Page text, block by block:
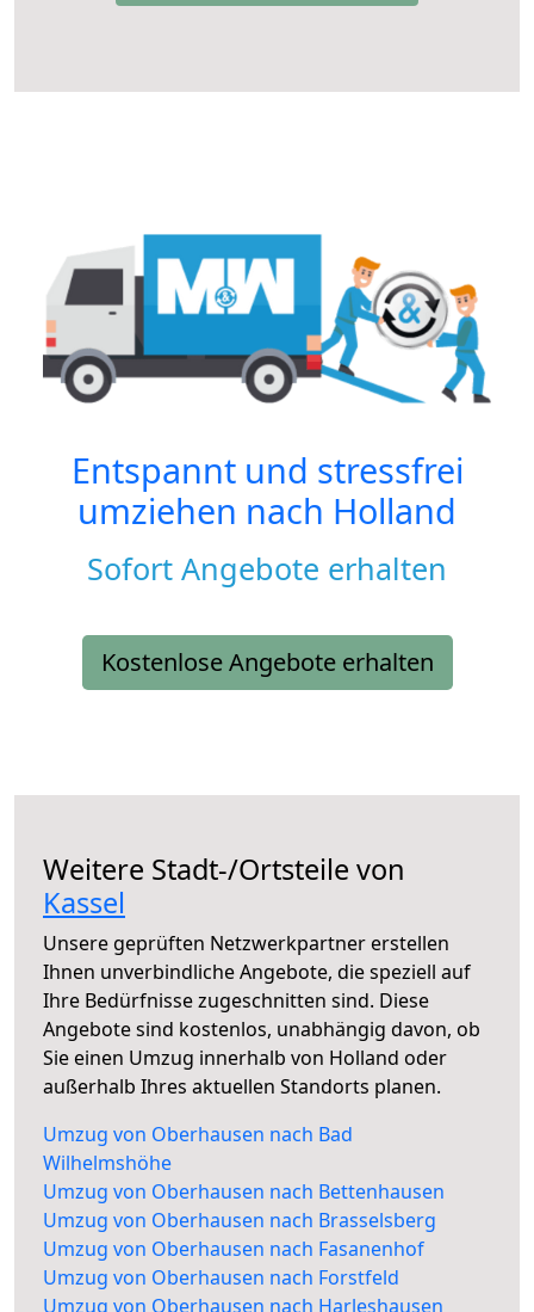
Entspannt und stressfrei
umziehen nach Holland
Sofort Angebote erhalten
Kostenlose Angebote erhalten
Weitere Stadt-/Ortsteile von
Kassel
Unsere geprüften Netzwerkpartner erstellen
Ihnen unverbindliche Angebote, die speziell auf
Ihre Bedürfnisse zugeschnitten sind. Diese
Angebote sind kostenlos, unabhängig davon, ob
Sie einen Umzug innerhalb von Holland oder
außerhalb Ihres aktuellen Standorts planen.
Umzug von Oberhausen nach Bad
Wilhelmshöhe
Umzug von Oberhausen nach Bettenhausen
Umzug von Oberhausen nach Brasselsberg
Umzug von Oberhausen nach Fasanenhof
Umzug von Oberhausen nach Forstfeld
Umzug von Oberhausen nach Harleshausen